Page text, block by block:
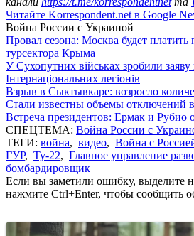
Читайте Korrespondent.net в Google
Война России с Украиной
Провал сезона: Москва будет платить
турсектора Крыма
У Сухопутних військах зробили заяву
Інтернаціональних легіонів
Взрыв в Сыктывкаре: возросло
Стали известны объемы отключений
Встреча президентов: Ермак и Рубио
СПЕЦТЕМА: Война России с
ТЕГИ: война, видео, Война с
ГУР, Ту-22, Главное управление
бомбардировщик
Если вы заметили ошибку, выделите
нажмите Ctrl+Enter, чтобы сообщить